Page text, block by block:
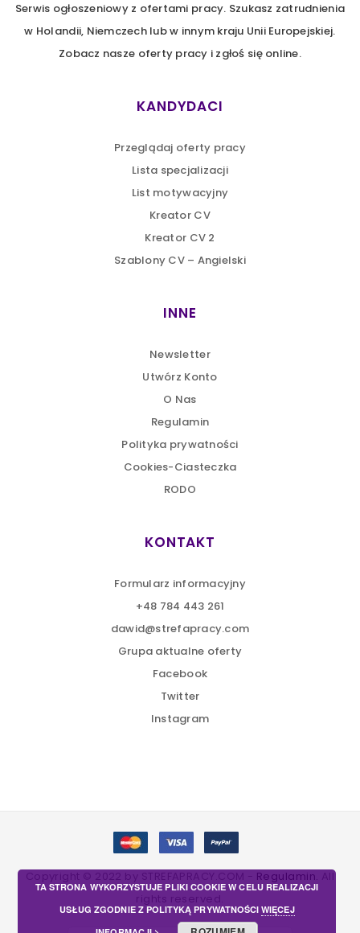
Serwis ogłoszeniowy z ofertami pracy. Szukasz zatrudnienia
w Holandii, Niemczech lub w innym kraju Unii Europejskiej.
Zobacz nasze oferty pracy i zgłoś się online.
KANDYDACI
Przeglądaj oferty pracy
Lista specjalizacji
List motywacyjny
Kreator CV
Kreator CV 2
Szablony CV – Angielski
INNE
Newsletter
Utwórz Konto
O Nas
Regulamin
Polityka prywatności
Cookies-Ciasteczka
RODO
KONTAKT
Formularz informacyjny
+48 784 443 261
dawid@strefapracy.com
Grupa aktualne oferty
Facebook
Twitter
Instagram
Copyright © 2022 by STREFAPRACY.COM - Regulamin. All
rights reserved.
TA STRONA WYKORZYSTUJE PLIKI COOKIE W CELU REALIZACJI
USŁUG ZGODNIE Z POLITYKĄ PRYWATNOŚCIWIĘCEJ